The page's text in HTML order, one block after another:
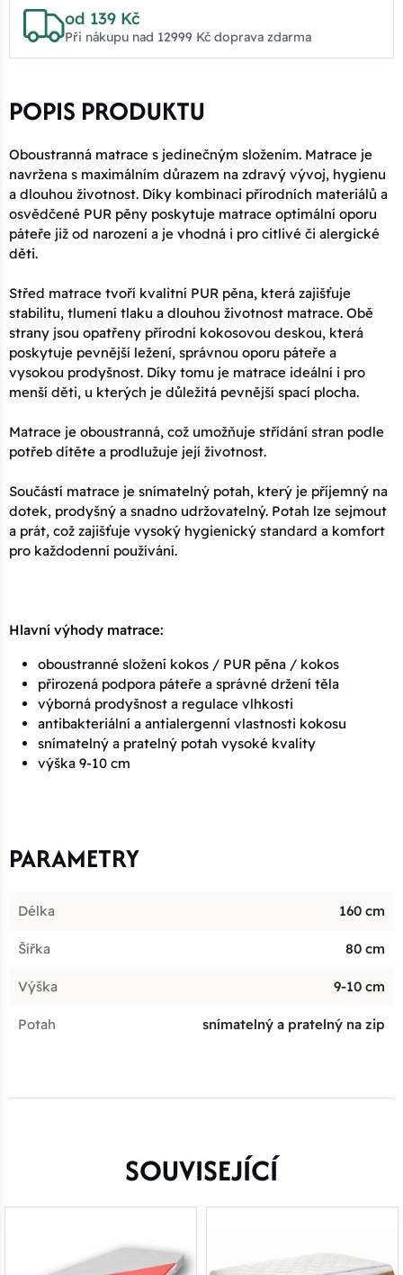
od 139 Kč
Při nákupu nad 12999 Kč doprava zdarma
POPIS PRODUKTU
Oboustranná matrace s jedinečným složením. Matrace je
navržena s maximálním důrazem na zdravý vývoj, hygienu
a dlouhou životnost. Díky kombinaci přírodních materiálů a
osvědčené PUR pěny poskytuje matrace optimální oporu
páteře již od narození a je vhodná i pro citlivé či alergické
děti.
Střed matrace tvoří kvalitní PUR pěna, která zajišťuje
stabilitu, tlumení tlaku a dlouhou životnost matrace. Obě
strany jsou opatřeny přírodní kokosovou deskou, která
poskytuje pevnější ležení, správnou oporu páteře a
vysokou prodyšnost. Díky tomu je matrace ideální i pro
menší děti, u kterých je důležitá pevnější spací plocha.
Matrace je oboustranná, což umožňuje střídání stran podle
potřeb dítěte a prodlužuje její životnost.
Součástí matrace je snímatelný potah, který je příjemný na
dotek, prodyšný a snadno udržovatelný. Potah lze sejmout
a prát, což zajišťuje vysoký hygienický standard a komfort
pro každodenní používání.
Hlavní výhody matrace:
oboustranné složení kokos / PUR pěna / kokos
přirozená podpora páteře a správné držení těla
výborná prodyšnost a regulace vlhkosti
antibakteriální a antialergenní vlastnosti kokosu
snímatelný a pratelný potah vysoké kvality
výška 9-10 cm
PARAMETRY
Délka 160 cm
Šířka 80 cm
Výška 9-10 cm
Potah snímatelný a pratelný na zip
SOUVISEJÍCÍ